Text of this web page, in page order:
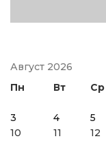
Август 2026
Пн
Вт Ср
3
4 5
10
11 12